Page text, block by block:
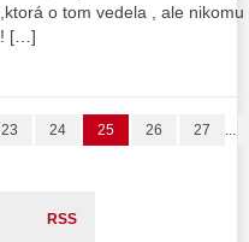
o tom vedela , ale
! […]
23 24 25 26 27 ...
RSS